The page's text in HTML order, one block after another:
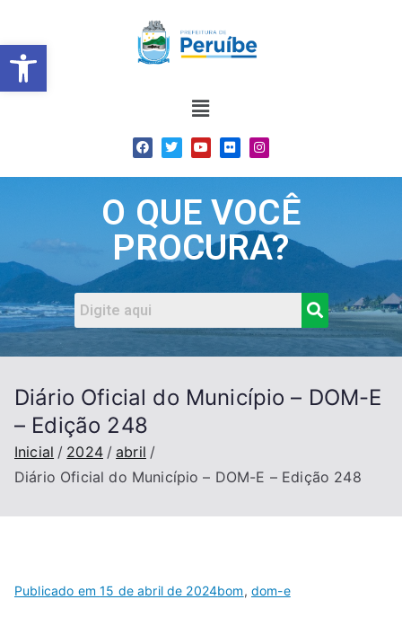
Barra de Ferramentas
O QUE VOCÊ
PROCURA?
Diário Oficial do Município – DOM-E
– Edição 248
Inicial 2024
abril
Diário Oficial do Município – DOM-E – Edição 248
Publicado em15 de abril de 2024bom, dom-e